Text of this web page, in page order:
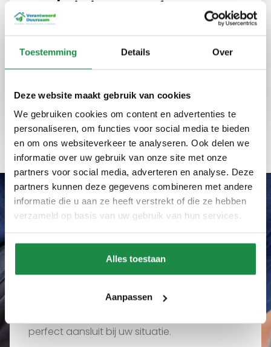
Toestemming Details Over
Deze website maakt gebruik van cookies
We gebruiken cookies om content en advertenties te
personaliseren, om functies voor social media te bieden
en om ons websiteverkeer te analyseren. Ook delen we
informatie over uw gebruik van onze site met onze
partners voor social media, adverteren en analyse. Deze
partners kunnen deze gegevens combineren met andere
informatie die u aan ze heeft verstrekt of die ze hebben
verzameld op basis van uw gebruik van hun services.
Alles toestaan
Aanpassen
energie in Amersfoort
en installaties die uw energieverbruik
een focus op kwaliteit en efficiëntie.
Expertise Kwaliteit Ervaring
Wat ons uniek maakt
Waarom zonnepanelen
plaatsen in Amersfoort via
ons?
Wij luisteren naar uw wensen en vertalen
perfect aansluit bij uw situatie.